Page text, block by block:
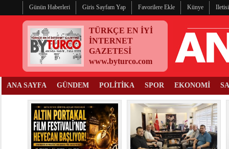
Günün Haberleri Giris Sayfam Yap Favorilere Ekle Künye
TÜRKÇE EN İYİ
İNTERNET
GAZETESİ
www.byturco.com
ANA SAYFA GÜNDEM POLİTİKA SPOR EKONOMİ